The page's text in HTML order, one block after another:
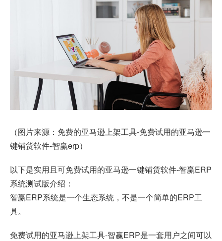
（图片来源：免费的亚马逊上架工具-免费试用的亚马逊一
键铺货软件-智赢erp）
以下是实用且可免费试用的亚马逊一键铺货软件-智赢ERP
系统测试版介绍：
智赢ERP系统是一个生态系统，不是一个简单的ERP工
具。
免费试用的亚马逊上架工具-智赢ERP是一套用户之间可以